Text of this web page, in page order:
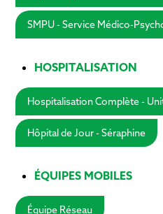
SMPU - Service Médico-
HOSPITALISATION
Hospitalisation Complète -
Hôpital de Jour - Séraphine
ÉQUIPES MOBILES
Équipe Réseau